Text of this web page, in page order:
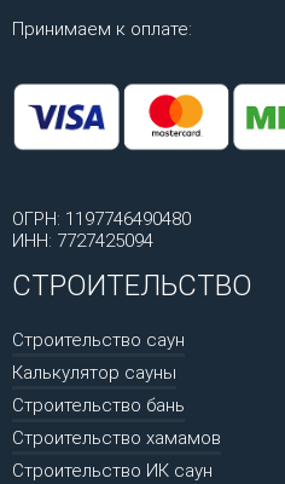
Принимаем к оплате:
ОГРН: 1197746490480
ИНН: 7727425094
СТРОИТЕЛЬСТВО
Строительство саун
Калькулятор сауны
Строительство бань
Строительство хамамов
Строительство ИК саун